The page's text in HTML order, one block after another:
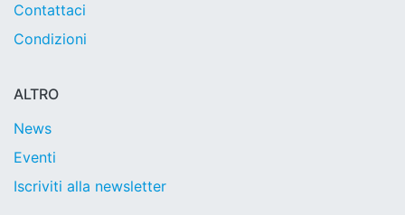
Contattaci
Condizioni
ALTRO
News
Eventi
Iscriviti alla newsletter